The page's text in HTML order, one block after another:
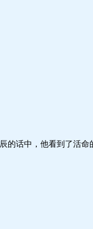
的话中，他看到了活命